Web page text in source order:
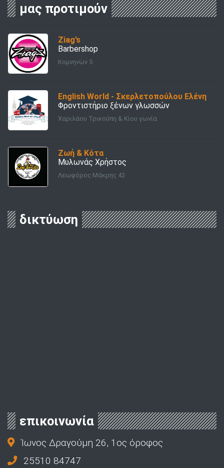
μας προτιμούν
Ziag’s
Barbershop
Κομνηνών 5
English World - Σκερλετοπούλου Ελένη
Φροντιστήριο ξένων γλωσσών
Χαριλάου Τρικούπη & Κίου γωνία
Ζωή & Κότα
Μυλωνάς Χρήστος
Λεωφόρος Μάκρης 42
δικτύωση
επικοινωνία
Ίωνος Δραγούμη 26, 1ος όροφος
25510 84747